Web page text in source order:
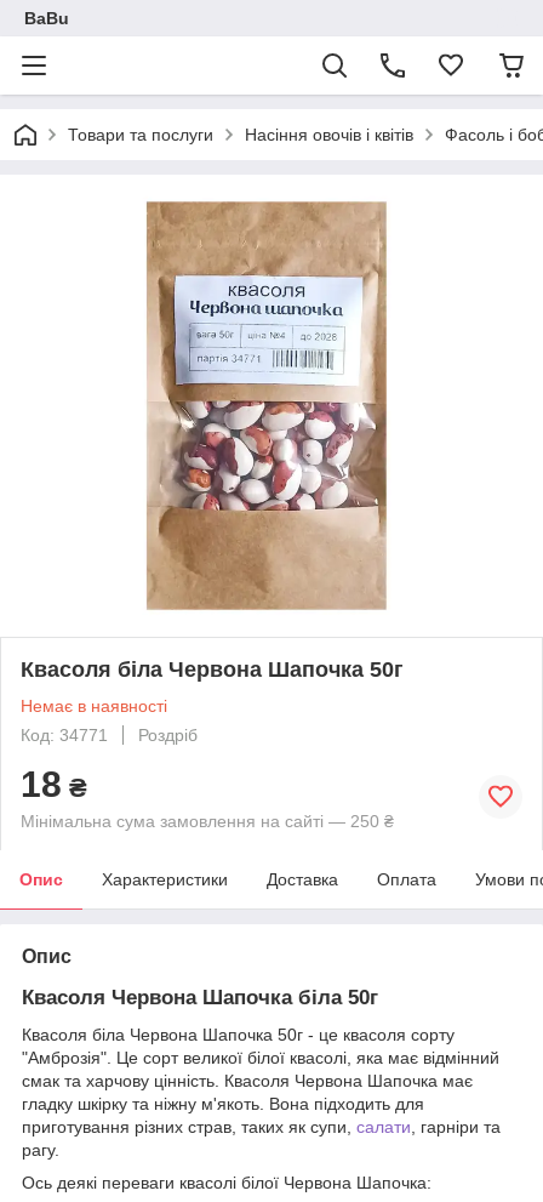
BaBu
Товари та послуги Насіння овочів і квітів Фасоль і
Квасоля біла Червона Шапочка 50г
Немає в наявності
Код: 34771
Роздріб
18 ₴
Мінімальна сума замовлення на сайті — 250 ₴
Опис Характеристики Доставка Оплата Умови
Опис
Квасоля Червона Шапочка біла 50г
Квасоля біла Червона Шапочка 50г - це квасоля сорту
"Амброзія". Це сорт великої білої квасолі, яка має відмінний
смак та харчову цінність. Квасоля Червона Шапочка має
гладку шкірку та ніжну м'якоть. Вона підходить для
приготування різних страв, таких як супи, салати , гарніри та
рагу.
Ось деякі переваги квасолі білої Червона Шапочка: